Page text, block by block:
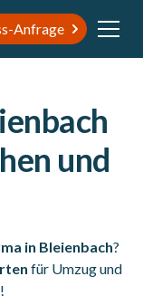
Anfrage
und
in Bleienbach?
für Umzug und